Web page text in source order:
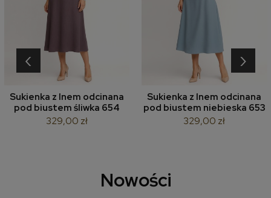
Sukienka z lnem odcinana
pod biustem śliwka 654
329,00 zł
Sukienka z lnem odcinana
pod biustem niebieska 653
329,00 zł
‹ ›
Nowości